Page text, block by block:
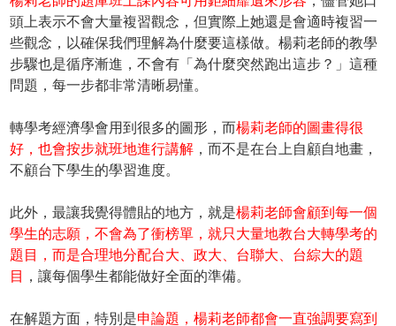
頭上表示不會大量複習觀念，但實際上她還是會適時複習一
些觀念，以確保我們理解為什麼要這樣做。楊莉老師的教學
步驟也是循序漸進，不會有「為什麼突然跑出這步？」這種
問題，每一步都非常清晰易懂。
轉學考經濟學會用到很多的圖形，而楊莉老師的圖畫得很
好，也會按步就班地進行講解 ，而不是在台上自顧自地畫，
不顧台下學生的學習進度。
此外，最讓我覺得體貼的地方，就是楊莉老師會顧到每一個
學生的志願，不會為了衝榜單，就只大量地教台大轉學考的
題目，而是合理地分配台大、政大、台聯大、台綜大的題
目
，讓每個學生都能做好全面的準備。
在解題方面，特別是申論題，楊莉老師都會一直強調要寫到